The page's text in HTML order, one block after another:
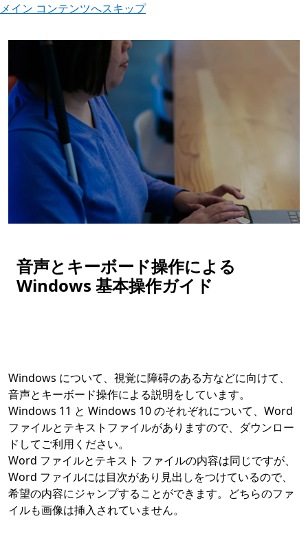
メイン コンテンツへスキップ
音声とキーボード操作による
Windows 基本操作ガイド
Windows について、視覚に障碍のある方などに向けて、
音声とキーボード操作による説明をしています。
Windows 11 と Windows 10 のそれぞれについて、Word
ファイルとテキストファイルがありますので、ダウンロー
ドしてご利用ください。
Word ファイルとテキスト ファイルの内容は同じですが、
Word ファイルには目次があり見出しをつけているので、
希望の内容にジャンプすることができます。どちらのファ
イルも画像は挿入されていません。